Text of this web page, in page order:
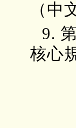
（中
9.
核心